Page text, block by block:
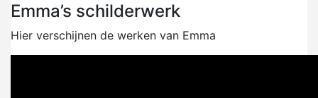
Emma’s schilderwerk
Hier verschijnen de werken van Emma